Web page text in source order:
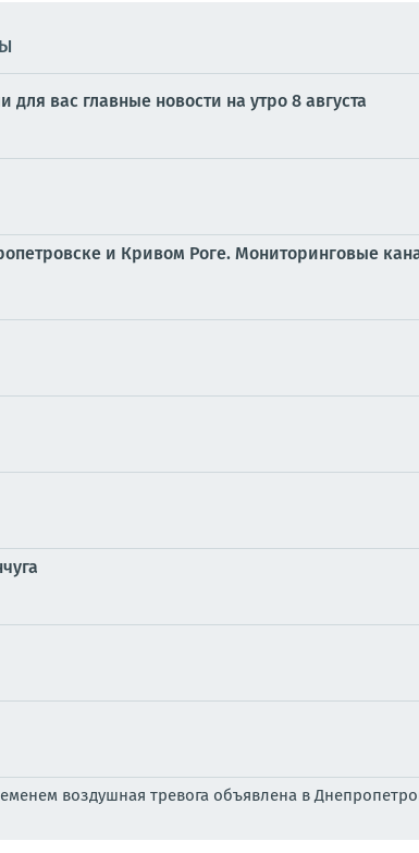
вас главные новости на утро 8 августа
и Кривом Роге. Мониторинговые
воздушная тревога объявлена в